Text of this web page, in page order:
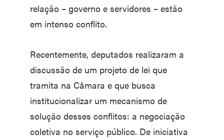
relação – governo e servidores – estão
em intenso conflito.
Recentemente, deputados realizaram a
discussão de um projeto de lei que
tramita na Câmara e que busca
institucionalizar um mecanismo de
solução desses conflitos: a negociação
coletiva no serviço público. De iniciativa